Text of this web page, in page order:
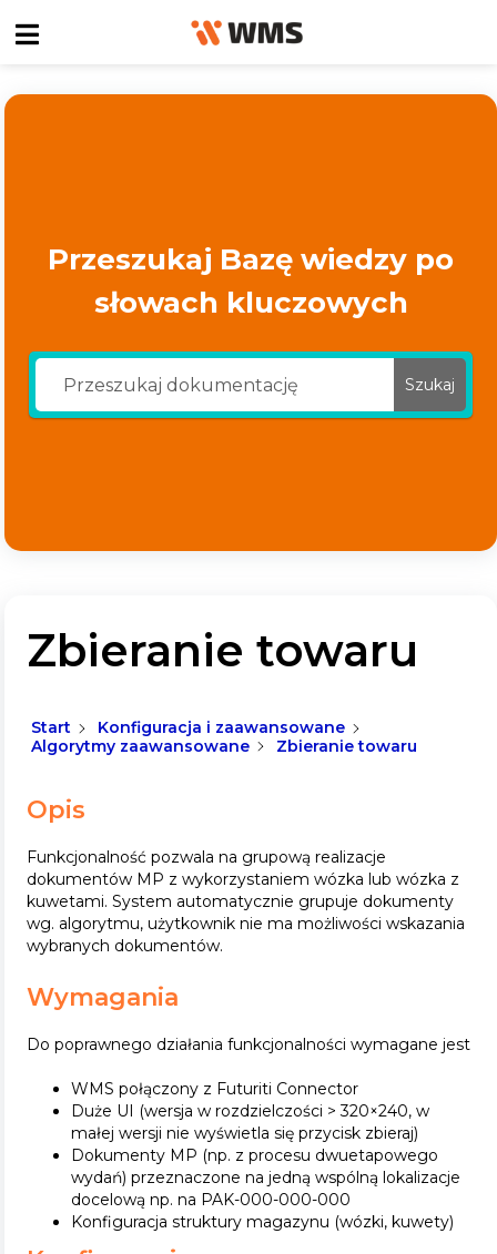
Przeszukaj Bazę wiedzy po
słowach kluczowych
Szukaj
Zbieranie towaru
Start
Konfiguracja i zaawansowane
Algorytmy zaawansowane
Zbieranie towaru
Opis
Funkcjonalność pozwala na grupową realizacje
dokumentów MP z wykorzystaniem wózka lub wózka z
kuwetami. System automatycznie grupuje dokumenty
wg. algorytmu, użytkownik nie ma możliwości wskazania
wybranych dokumentów.
Wymagania
Do poprawnego działania funkcjonalności wymagane jest
WMS połączony z Futuriti Connector
Duże UI (wersja w rozdzielczości > 320×240, w
małej wersji nie wyświetla się przycisk zbieraj)
Dokumenty MP (np. z procesu dwuetapowego
wydań) przeznaczone na jedną wspólną lokalizacje
docelową np. na PAK-000-000-000
Konfiguracja struktury magazynu (wózki, kuwety)